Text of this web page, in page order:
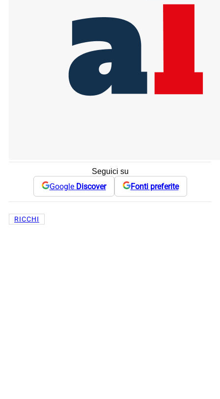
Seguici su
Google Discover Fonti preferite
RICCHI